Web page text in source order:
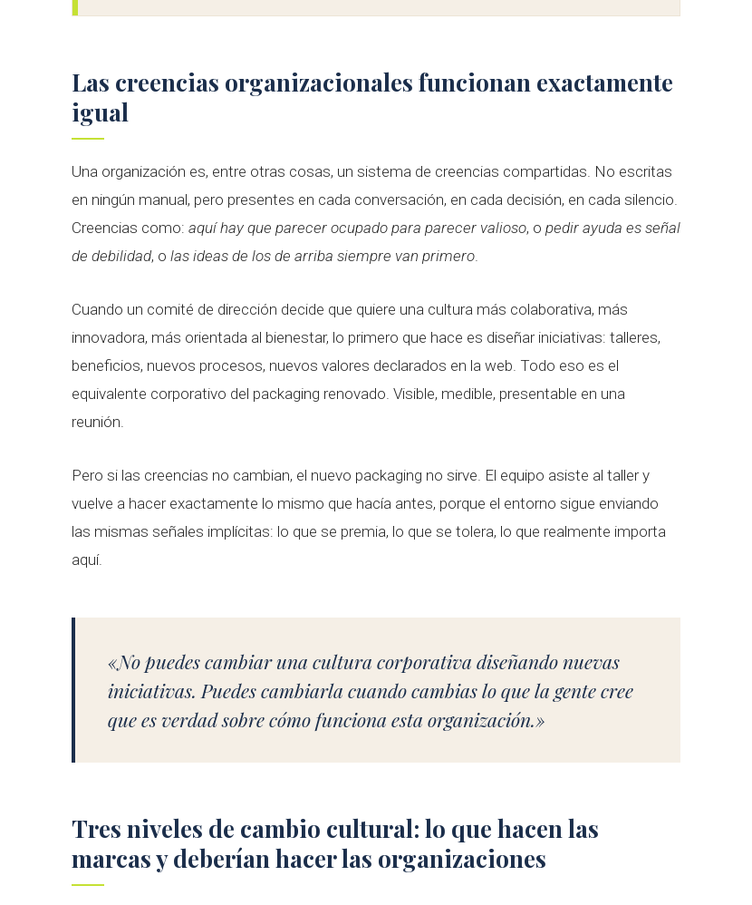
Las creencias organizacionales funcionan exactamente
igual
Una organización es, entre otras cosas, un sistema de creencias compartidas. No escritas
en ningún manual, pero presentes en cada conversación, en cada decisión, en cada silencio.
Creencias como: aquí hay que parecer ocupado para parecer valioso, o pedir ayuda es señal
de debilidad, o las ideas de los de arriba siempre van primero
Cuando un comité de dirección decide que quiere una cultura más colaborativa, más
innovadora, más orientada al bienestar, lo primero que hace es diseñar iniciativas: talleres,
beneficios, nuevos procesos, nuevos valores declarados en la web. Todo eso es el
equivalente corporativo del packaging renovado. Visible, medible, presentable en una
reunión.
Pero si las creencias no cambian, el nuevo packaging no sirve. El equipo asiste al taller y
vuelve a hacer exactamente lo mismo que hacía antes, porque el entorno sigue enviando
las mismas señales implícitas: lo que se premia, lo que se tolera, lo que realmente importa
aquí.
«No puedes cambiar una cultura corporativa diseñando nuevas
iniciativas. Puedes cambiarla cuando cambias lo que la gente cree
que es verdad sobre cómo funciona esta organización.»
Tres niveles de cambio cultural: lo que hacen las
marcas y deberían hacer las organizaciones